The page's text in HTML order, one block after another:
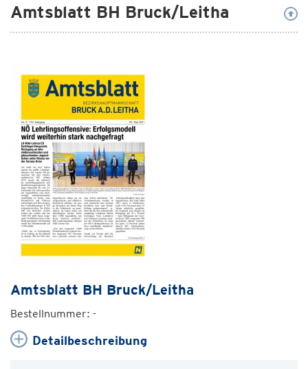
Amtsblatt BH Bruck/Leitha
Amtsblatt BH Bruck/Leitha
Bestellnummer: -
Detailbeschreibung